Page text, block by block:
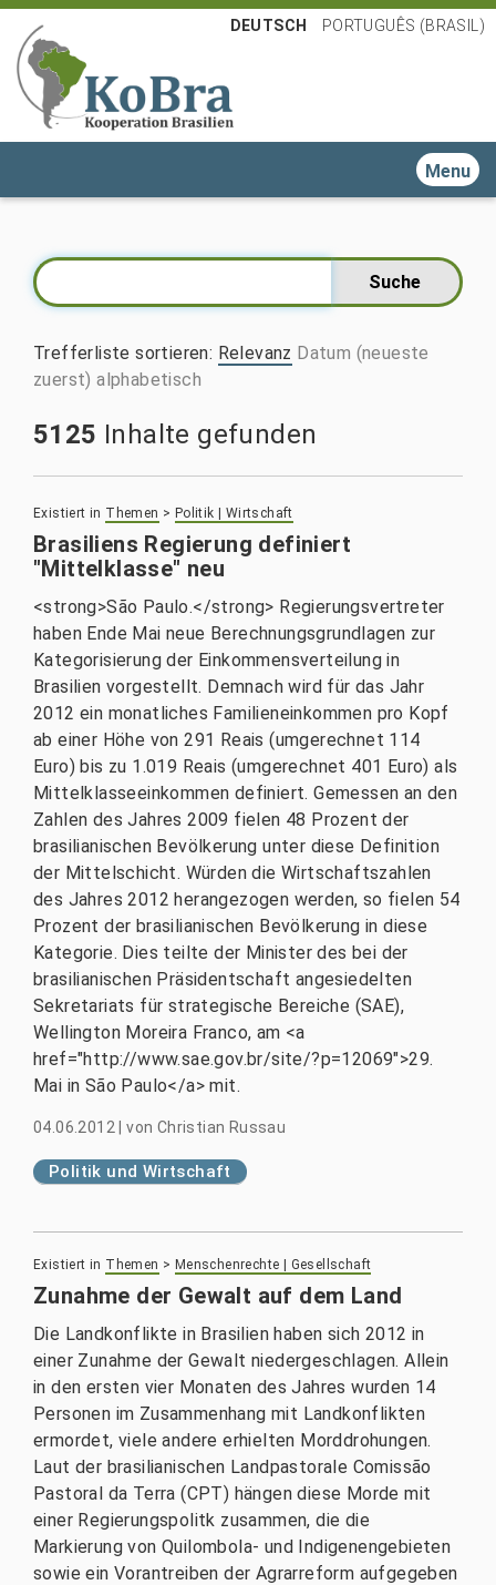
DEUTSCH PORTUGUÊS (BRASIL)
Toggle
Trefferliste sortieren: Relevanz Datum (neueste
zuerst) alphabetisch
5125 Inhalte gefunden
Existiert in Themen > Politik | Wirtschaft
Brasiliens Regierung definiert
"Mittelklasse" neu
<strong>São Paulo.</strong> Regierungsvertreter
haben Ende Mai neue Berechnungsgrundlagen zur
Kategorisierung der Einkommensverteilung in
Brasilien vorgestellt. Demnach wird für das Jahr
2012 ein monatliches Familieneinkommen pro Kopf
ab einer Höhe von 291 Reais (umgerechnet 114
Euro) bis zu 1.019 Reais (umgerechnet 401 Euro) als
Mittelklasseeinkommen definiert. Gemessen an den
Zahlen des Jahres 2009 fielen 48 Prozent der
brasilianischen Bevölkerung unter diese Definition
der Mittelschicht. Würden die Wirtschaftszahlen
des Jahres 2012 herangezogen werden, so fielen 54
Prozent der brasilianischen Bevölkerung in diese
Kategorie. Dies teilte der Minister des bei der
brasilianischen Präsidentschaft angesiedelten
Sekretariats für strategische Bereiche (SAE),
Wellington Moreira Franco, am <a
href="http://www.sae.gov.br/site/?p=12069">29.
Mai in São Paulo</a> mit.
04.06.2012 |von Christian Russau
Politik und Wirtschaft
Existiert in Themen > Menschenrechte | Gesellschaft
Zunahme der Gewalt auf dem Land
Die Landkonflikte in Brasilien haben sich 2012 in
einer Zunahme der Gewalt niedergeschlagen. Allein
in den ersten vier Monaten des Jahres wurden 14
Personen im Zusammenhang mit Landkonflikten
ermordet, viele andere erhielten Morddrohungen.
Laut der brasilianischen Landpastorale Comissão
Pastoral da Terra (CPT) hängen diese Morde mit
einer Regierungspolitk zusammen, die die
Markierung von Quilombola- und Indigenengebieten
sowie ein Vorantreiben der Agrarreform aufgegeben